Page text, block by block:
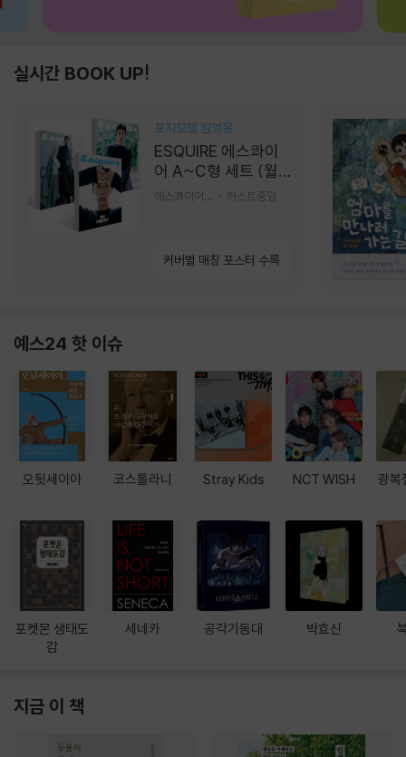
실시간 BOOK UP!
표지모델 임영웅
ESQUIRE 에스콰이
어 A~C형 세트 (월
간) : 9월 [2026]
허스트중앙
커버별 매칭 포스터 수록
예스24 핫 이슈
오뒷세이아
포켓몬 생태도
감
코스톨라니
세네카
Stray Kids
공각기동대
NCT WISH
박효신
광복
지금 이 책